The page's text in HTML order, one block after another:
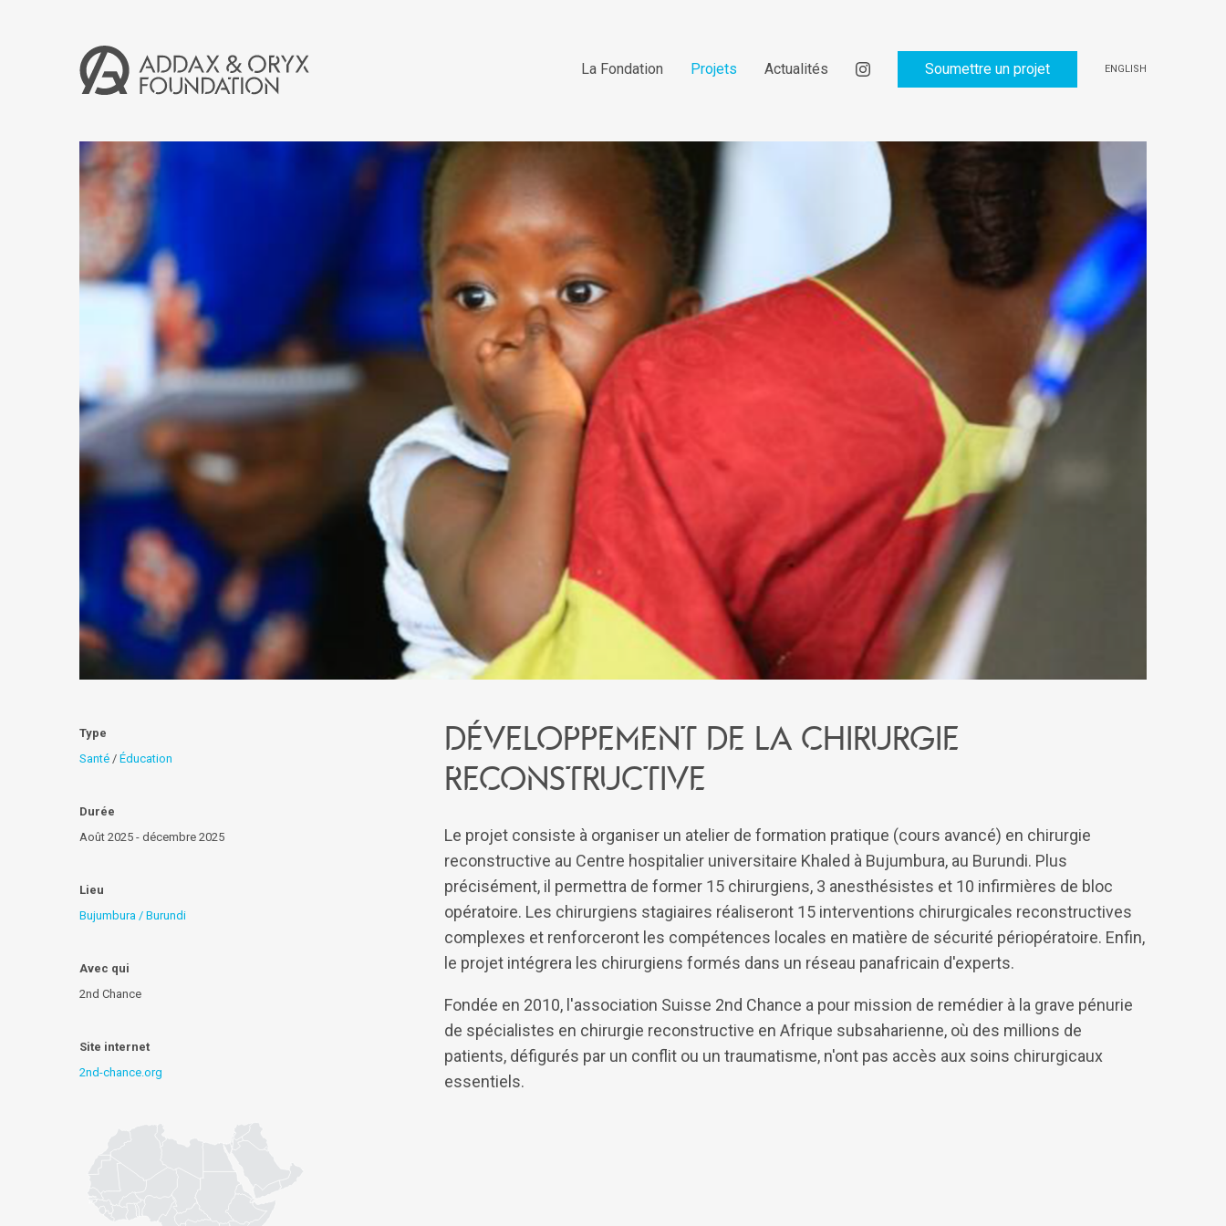
Développement de la chirurgie
reconstructive
Le projet consiste à organiser un atelier de formation pratique (cours avancé) en chirurgie
reconstructive au Centre hospitalier universitaire Khaled à Bujumbura, au Burundi. Plus
précisément, il permettra de former 15 chirurgiens, 3 anesthésistes et 10 infirmières de bloc
opératoire. Les chirurgiens stagiaires réaliseront 15 interventions chirurgicales reconstructives
complexes et renforceront les compétences locales en matière de sécurité périopératoire. Enfin,
le projet intégrera les chirurgiens formés dans un réseau panafricain d'experts.
Fondée en 2010, l'association Suisse 2nd Chance a pour mission de remédier à la grave pénurie
de spécialistes en chirurgie reconstructive en Afrique subsaharienne, où des millions de
patients, défigurés par un conflit ou un traumatisme, n'ont pas accès aux soins chirurgicaux
essentiels.
Type
Santé / Éducation
Durée
Août 2025 - décembre 2025
Lieu
Bujumbura / Burundi
Avec qui
2nd Chance
Site internet
2nd-chance.org
La Fondation Projets Actualités Soumettre un projet ENGLISH